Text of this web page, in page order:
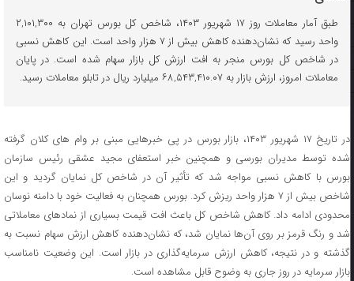
طبق آمار معاملات روز ۱۷ شهریور ۱۴۰۳، شاخص کل بورس تهران به ۲,۱۰۱,۳۰۰
واحد رسید که نشان‌دهنده کاهش بیش از ۷ هزار واحد است. این کاهش نسبی
در شاخص کل بورس منجر به افت ارزش کل بازار سهام شده است. در پایان
معاملات امروز، ارزش بازار به ۶۸,۵۴۳,۴۱۰.۰۷ میلیارد ریال در تابلو معاملات رسید.
در تاریخ ۱۷ شهریور ۱۴۰۳، بازار بورس در پی خبرهایی مبنی بر وام های کلان گرفته
شده توسط مدیران بورسی و همچنین خبر استعفای مجید عشقی رئیس سازمان
بورس با کاهش نسبی مواجه شد که تأثیر آن در شاخص کل نمایان گردید و این
شاخص بیش از ۷ هزار واحد ریزش کرد. بورس همچنان به فعالیت خود با دامنه نوسان
محدودی ادامه داد. کاهش شاخص کل باعث افت قیمت بسیاری از نمادهای معاملاتی
شد و رنگ قرمز بر روی آن‌ها نمایان شد، که نشان‌دهنده کاهش ارزش سهام نسبت به
گذشته و در نتیجه، کاهش ارزش سرمایه‌گذاری در بازار است. این وضعیت نامناسب
بازار سرمایه در روز جاری به وضوح قابل مشاهده است.